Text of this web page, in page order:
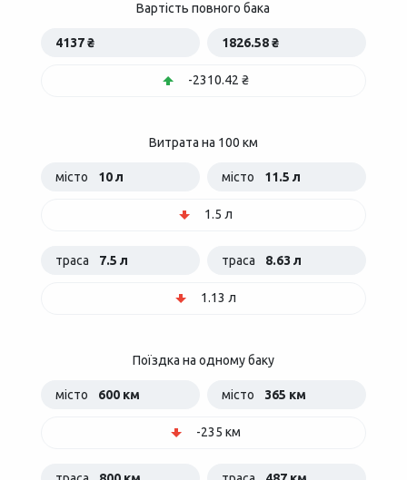
Вартість повного бака
4137 ₴ 1826.58 ₴
-2310.42 ₴
Витрата на 100 км
місто 10 л місто 11.5 л
1.5 л
траса 7.5 л траса 8.63 л
1.13 л
Поїздка на одному баку
місто 600 км місто 365 км
-235 км